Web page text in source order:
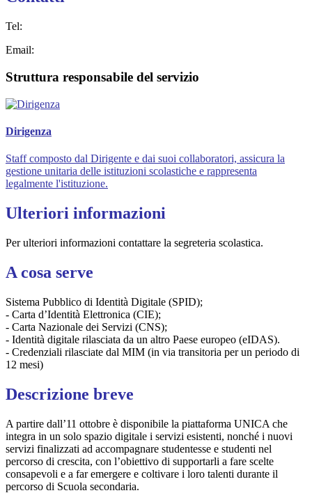
Tel:
Email:
Struttura responsabile del servizio
Dirigenza
Staff composto dal Dirigente e dai suoi collaboratori, assicura la
gestione unitaria delle istituzioni scolastiche e rappresenta
legalmente l'istituzione.
Ulteriori informazioni
Per ulteriori informazioni contattare la segreteria scolastica.
A cosa serve
Sistema Pubblico di Identità Digitale (SPID);
- Carta d’Identità Elettronica (CIE);
- Carta Nazionale dei Servizi (CNS);
- Identità digitale rilasciata da un altro Paese europeo (eIDAS).
- Credenziali rilasciate dal MIM (in via transitoria per un periodo di
12 mesi)
Descrizione breve
A partire dall’11 ottobre è disponibile la piattaforma UNICA che
integra in un solo spazio digitale i servizi esistenti, nonché i nuovi
servizi finalizzati ad accompagnare studentesse e studenti nel
percorso di crescita, con l’obiettivo di supportarli a fare scelte
consapevoli e a far emergere e coltivare i loro talenti durante il
percorso di Scuola secondaria.